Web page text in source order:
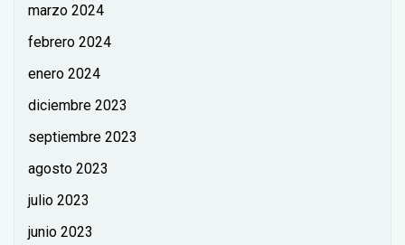
marzo 2024
febrero 2024
enero 2024
diciembre 2023
septiembre 2023
agosto 2023
julio 2023
junio 2023